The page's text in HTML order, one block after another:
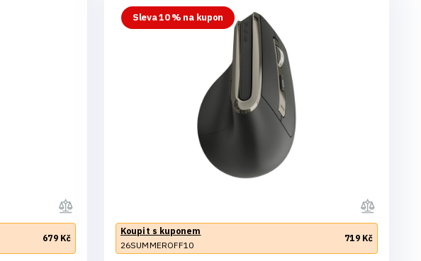
679 Kč
Sleva 10 % na kupon
Koupit s kuponem
26SUMMEROFF10
719 Kč